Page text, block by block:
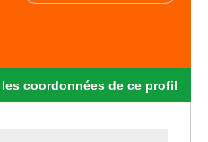
les coordonnées de ce profil